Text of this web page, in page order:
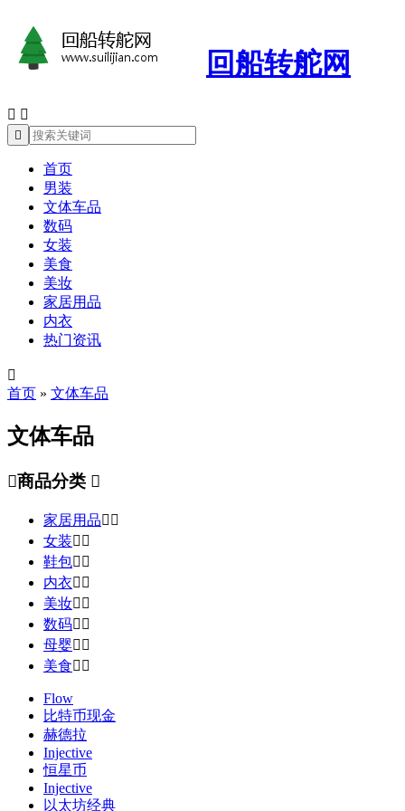
回船转舵网
 

首页
男装
文体车品
数码
女装
美食
美妆
家居用品
内衣
热门资讯

首页 » 文体车品
文体车品
商品分类 
家居用品 
女装 
鞋包 
内衣 
美妆 
数码 
母婴 
美食 
Flow
比特币现金
赫德拉
Injective
恒星币
Injective
以太坊经典